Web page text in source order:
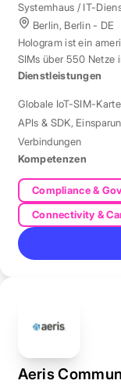
Systemhaus / IT-
Berlin, Berlin - DE
Hologram ist ein
SIMs über 550 Netze
Dienstleistungen
Globale IoT-SIM-
APIs & SDK,
Verbindungen
Kompetenzen
Compliance &
Connectivity &
Aeris